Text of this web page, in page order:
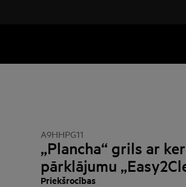
A9HHPG11
„Plancha“ grils ar
pārklājumu
Priekšrocības